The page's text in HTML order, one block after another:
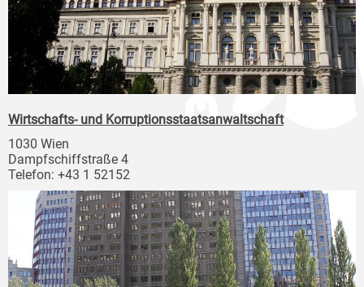
Wirtschafts- und Korruptionsstaatsanwaltschaft
1030 Wien
Dampfschiffstraße 4
Telefon: +43 1 52152